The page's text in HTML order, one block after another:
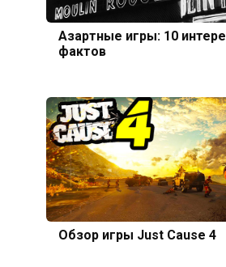
Азартные игры: 10
фактов
Обзор игры Just Cause 4